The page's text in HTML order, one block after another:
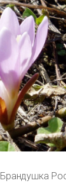
Брандушка